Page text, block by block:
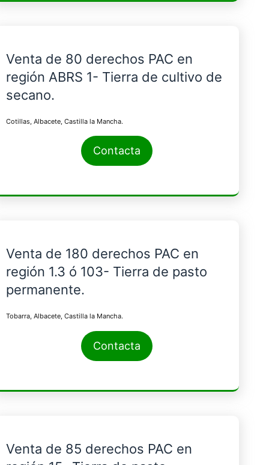
Venta de 80 derechos PAC en
región ABRS 1- Tierra de cultivo de
secano.
Cotillas, Albacete, Castilla la Mancha.
Contacta
Venta de 180 derechos PAC en
región 1.3 ó 103- Tierra de pasto
permanente.
Tobarra, Albacete, Castilla la Mancha.
Contacta
Venta de 85 derechos PAC en